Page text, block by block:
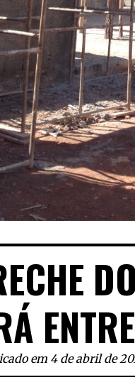
em 4 de abril de